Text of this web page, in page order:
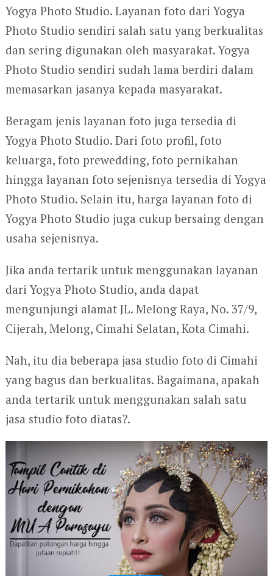
Yogya Photo Studio. Layanan foto dari Yogya
Photo Studio sendiri salah satu yang berkualitas
dan sering digunakan oleh masyarakat. Yogya
Photo Studio sendiri sudah lama berdiri dalam
memasarkan jasanya kepada masyarakat.
Beragam jenis layanan foto juga tersedia di
Yogya Photo Studio. Dari foto profil, foto
keluarga, foto prewedding, foto pernikahan
hingga layanan foto sejenisnya tersedia di Yogya
Photo Studio. Selain itu, harga layanan foto di
Yogya Photo Studio juga cukup bersaing dengan
usaha sejenisnya.
Jika anda tertarik untuk menggunakan layanan
dari Yogya Photo Studio, anda dapat
mengunjungi alamat JL. Melong Raya, No. 37/9,
Cijerah, Melong, Cimahi Selatan, Kota Cimahi.
Nah, itu dia beberapa jasa studio foto di Cimahi
yang bagus dan berkualitas. Bagaimana, apakah
anda tertarik untuk menggunakan salah satu
jasa studio foto diatas?.